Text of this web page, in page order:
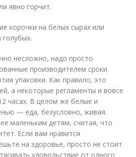
явно горчит.
корочки на белых сырах или
голубых.
несложно, надо просто
производителем сроки
упаковки. Как правило, это
а некоторые регламенты и вовсе
часах. В целом же белые и
— еда, безусловно, живая.
маленьким детям, считая, что
Если вам нравится
на здоровье, просто не стоит
удовольствие от одного